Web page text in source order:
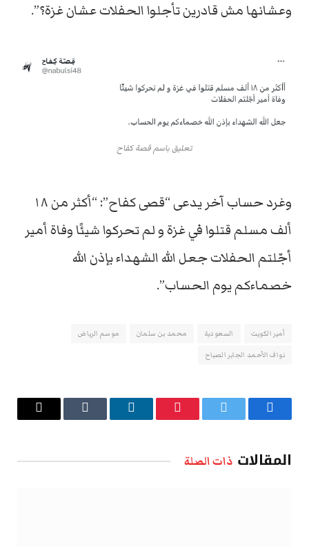
وعشانها مش قادرين تأجلوا الحفلات عشان غزة؟”.
تعليق باسم قصة كفاح
وغرد حساب آخر يدعى “قصى كفاح”: “أكثر من ١٨
ألف مسلم قتلوا في غزة و لم تحركوا شيئًا وفاة أمير
أجّلتم الحفلات جعل الله الشهداء بإذن الله
خصماءكم يوم الحساب”.
أمير الكويت السعودية محمد بن سلمان
موسم الرياض
نواف الأحمد الجابر الصباح
فيسبوك تويتر بينتيريستلينكدإن Tumblr
البريد
المقالات ذات الصلة